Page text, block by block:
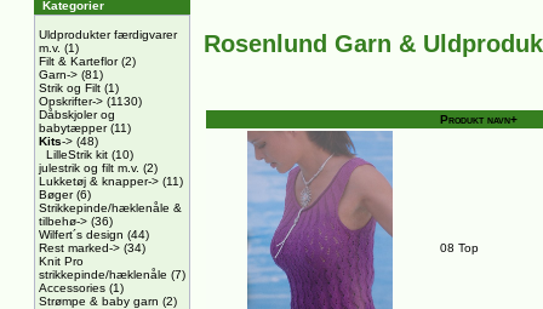
Kategorier
Uldprodukter færdigvarer
m.v. (1)
Filt & Karteflor(2)
Garn-> (81)
Strik og Filt (1)
Opskrifter-> (1130)
Dåbskjoler og
babytæpper(11)
Kits-> (48)
LilleStrik kit (10)
julestrik og filt m.v. (2)
Lukketøj & knapper-> (11)
Bøger(6)
Strikkepinde/hæklenåle &
tilbehø-> (36)
Wilfert´s design (44)
Rest marked-> (34)
Knit Pro
strikkepinde/hæklenåle (7)
Accessories (1)
Strømpe & baby garn (2)
Rosenlund Garn &
Produkt navn+
08 Top